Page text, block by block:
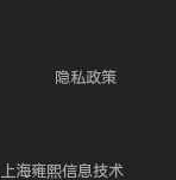
隐私政策
上海雍熙信息技术